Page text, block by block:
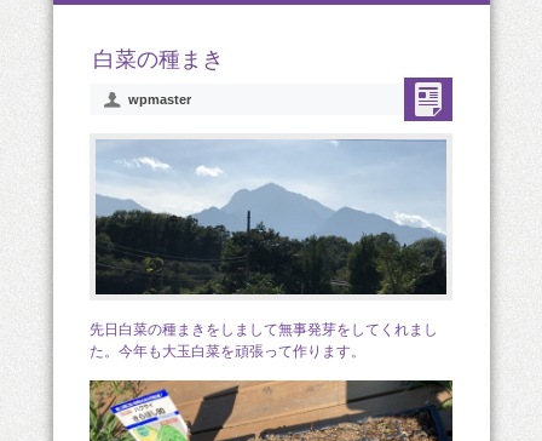
白菜の種まき
wpmaster
先日白菜の種まきをしまして無事発芽をしてくれまし
た。今年も大玉白菜を頑張って作ります。